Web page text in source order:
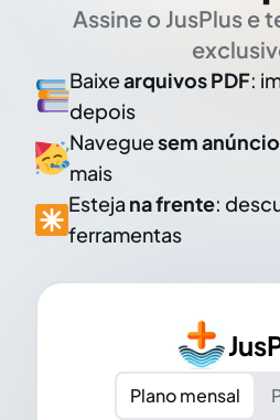
Assine o JusPlus e
Baixearquivos PDF:
depois
Naveguesem
mais
Esteja na frente:
ferramentas
Plano mensal